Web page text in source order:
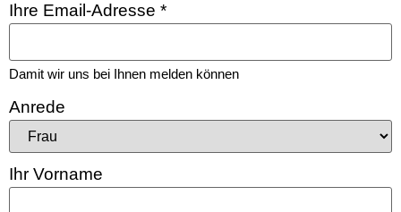
Ihre Email-Adresse *
Damit wir uns bei Ihnen melden können
Anrede
Ihr Vorname